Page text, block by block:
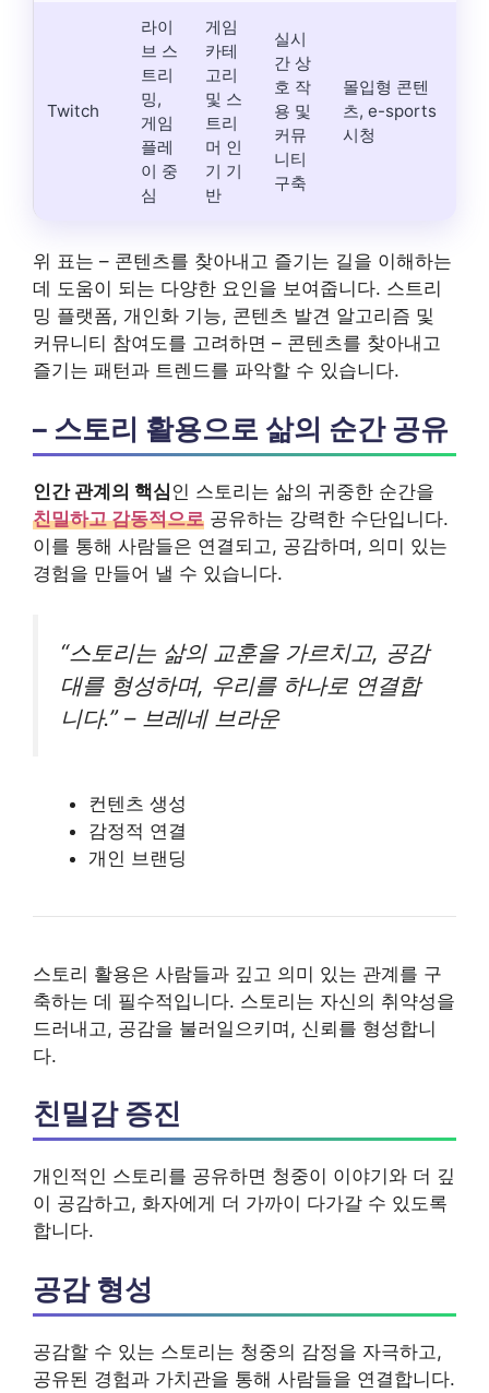
Twitch
라이
브 스
트리
밍,
게임
플레
이 중
심
게임
카테
고리
및 스
트리
머 인
기 기
반
실시
간 상
호 작
용 및
커뮤
니티
구축
몰입형 콘텐
츠, e-sports
시청
위 표는 – 콘텐츠를 찾아내고 즐기는 길을 이해하는
데 도움이 되는 다양한 요인을 보여줍니다. 스트리
밍 플랫폼, 개인화 기능, 콘텐츠 발견 알고리즘 및
커뮤니티 참여도를 고려하면 – 콘텐츠를 찾아내고
즐기는 패턴과 트렌드를 파악할 수 있습니다.
– 스토리 활용으로 삶의 순간 공유
인간 관계의 핵심 인 스토리는 삶의 귀중한 순간을
친밀하고 감동적으로 공유하는 강력한 수단입니다.
이를 통해 사람들은 연결되고, 공감하며, 의미 있는
경험을 만들어 낼 수 있습니다.
“스토리는 삶의 교훈을 가르치고, 공감
대를 형성하며, 우리를 하나로 연결합
니다.” – 브레네 브라운
컨텐츠 생성
감정적 연결
개인 브랜딩
스토리 활용은 사람들과 깊고 의미 있는 관계를 구
축하는 데 필수적입니다. 스토리는 자신의 취약성을
드러내고, 공감을 불러일으키며, 신뢰를 형성합니
다.
친밀감 증진
개인적인 스토리를 공유하면 청중이 이야기와 더 깊
이 공감하고, 화자에게 더 가까이 다가갈 수 있도록
합니다.
공감 형성
공감할 수 있는 스토리는 청중의 감정을 자극하고,
공유된 경험과 가치관을 통해 사람들을 연결합니다.